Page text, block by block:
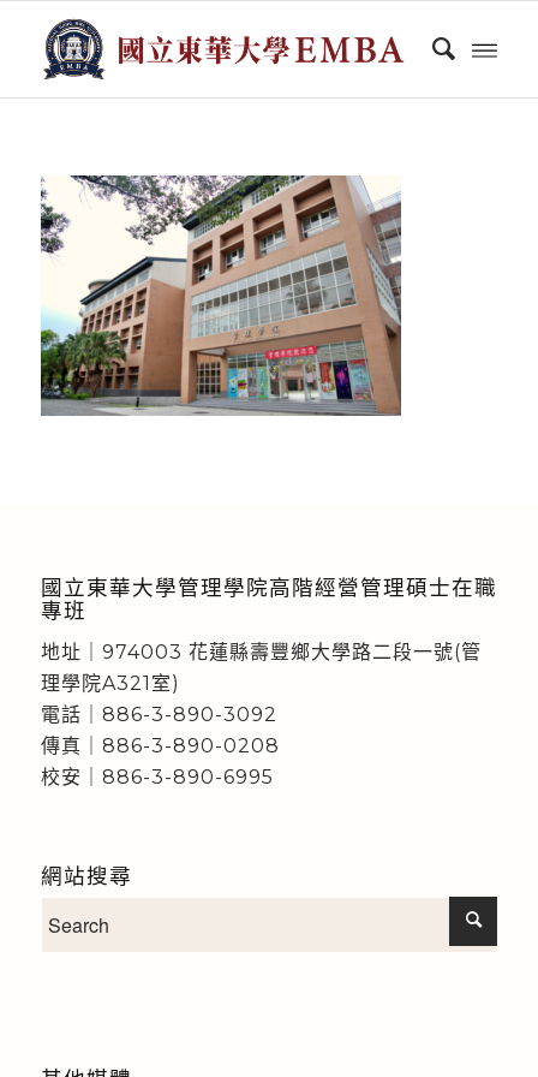
國立東華大學管理學院高階經營管理碩士在職
專班
地址｜974003 花蓮縣壽豐鄉大學路二段一號(管
理學院A321室)
電話｜886-3-890-3092
傳真｜886-3-890-0208
校安｜886-3-890-6995
網站搜尋